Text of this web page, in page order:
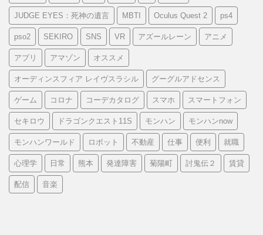
JUDGE EYES：死神の遺言 MBTI Oculus Quest 2 ps4
pso2 SEKIRO SNS VR アズールレーン アニメ
アプリ アマゾン オススメ
オーディンスフィア レイヴスラシル グーグルアドセンス
ゲーム コロナ コーデカタログ スマホ スマートフォン
セキロウ ドラゴンクエスト11S モンハン モンハンnow
モンハンワールド ロボット 不動産 仕事 便利 就職
心理学 日常 熊本 発達障害 菊陽町 討鬼伝２ 賃貸
配信 音楽